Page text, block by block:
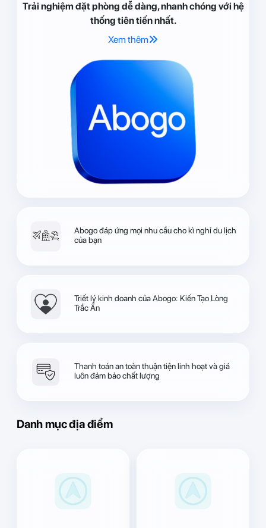
Trải nghiệm đặt phòng dễ dàng, nhanh chóng với hệ
thống tiên tiến nhất.
Xem thêm
Abogo đáp ứng mọi nhu cầu cho kì nghỉ du lịch
của bạn
Triết lý kinh doanh của Abogo: Kiến Tạo Lòng
Trắc Ẩn
Thanh toán an toàn thuận tiện linh hoạt và giá
luôn đảm bảo chất lượng
Danh mục địa điểm